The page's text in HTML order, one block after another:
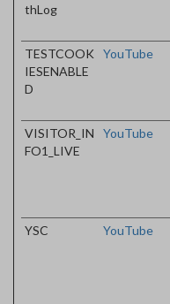
thLog
TESTCOOK
IESENABLE
D
YouTube
VISITOR_IN
FO1_LIVE
YouTube
YSC YouTube